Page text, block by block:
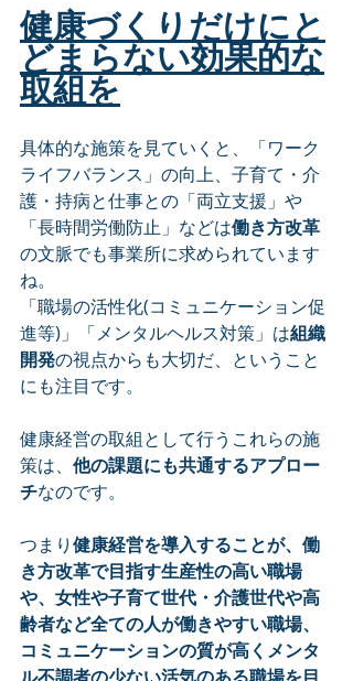
健康づくりだけにと
どまらない効果的な
取組を
具体的な施策を見ていくと、「ワーク
ライフバランス」の向上、子育て・介
護・持病と仕事との「両立支援」や
「長時間労働防止」などは働き方改革
の文脈でも事業所に求められています
ね。
「職場の活性化(コミュニケーション促
進等)」「メンタルヘルス対策」は組織
開発の視点からも大切だ、ということ
にも注目です。
健康経営の取組として行うこれらの施
策は、 他の課題にも共通するアプロー
チなのです。
つまり健康経営を導入することが、働
き方改革で目指す生産性の高い職場
や、女性や子育て世代・介護世代や高
齢者など全ての人が働きやすい職場、
コミュニケーションの質が高くメンタ